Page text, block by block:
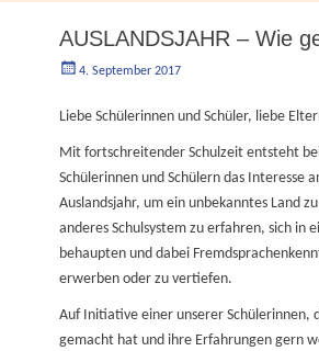
AUSLANDSJAHR – Wie
Geschrieben
4. September 2017
Liebe Schülerinnen und Schüler, liebe
Mit fortschreitender Schulzeit entsteht
Schülerinnen und Schülern das Interesse
Auslandsjahr, um ein unbekanntes Land
anderes Schulsystem zu erfahren, sich in
behaupten und dabei
erwerben oder zu vertiefen.
Auf Initiative einer unserer Schülerinnen,
gemacht hat und ihre Erfahrungen gern